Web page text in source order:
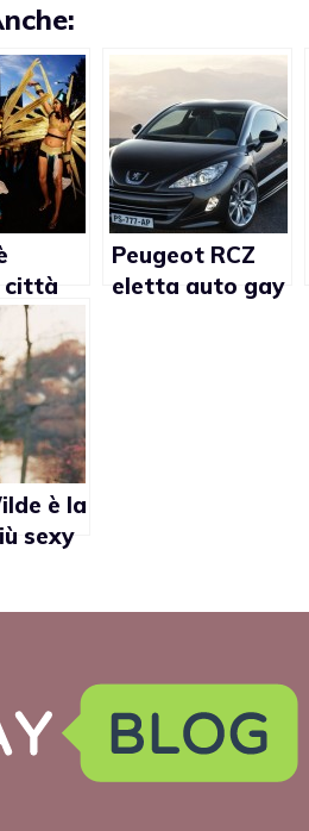
città
Peugeot RCZ
eletta auto gay
è la
sexy